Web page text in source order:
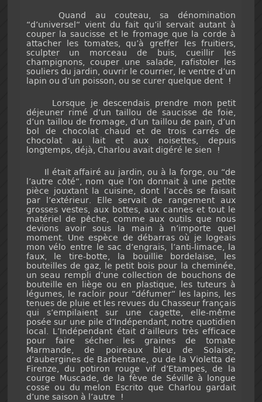
Quand au couteau, sa dénomination
“d’universel“ vient du fait qu’il servait autant à
couper la saucisse et le fromage que la corde à
attacher les tomates, qu’à greffer les fruitiers,
sculpter un morceau de buis, cueillir les
champignons, couper une salade, rafistoler les
souliers du jardin, ouvrir le courrier, le ventre d’un
lapin ou d’un poisson, ou se curer quelque dent !
Lorsque je descendais prendre mon petit
déjeuner rimé d’un taillou de saucisse de foie,
d’un taillou de fromage, d’un taillou de pain, d’un
bol de chocolat chaud et de trois carrés de
chocolat au lait et aux noisettes, depuis
longtemps, déjà, Charlou avait digéré le sien !
Il était affairé au jardin, ou à la forge, ou “de
l’autre côté“, nom que l’on donnait à une petite
pièce jouxtant la cuisine, dont l’accès se faisait
par l’extérieur. Elle servait de rangement aux
grosses vestes, aux bottes, aux cannes et tout le
matériel de pêche, comme aux outils que nous
devions avoir sous la main à n’importe quel
moment. Une espèce de débarras où je logeais
mon vélo entre le sac d’engrais, l’anti-limace, la
faux, le tire-botte, la bouillie bordelaise, les
bouteilles de gaz, le petit bois pour la cheminée,
un seau rempli d’une collection de bouchons de
bouteille en liège ou en plastique, les tuteurs à
légumes, le racloir pour “défumer“ les lapins, les
tenues de pluie et les revues du Chasseur français
qui s’empilaient sur une cagette, elle-même
posée sur une pile d’Indépendant, notre quotidien
local. L’Indépendant était d’ailleurs très efficace
pour faire sécher les graines de tomate
Marmande, de poireaux bleu de Solaise,
d’aubergines de Barbentane, ou de la Violetta de
Firenze, du potiron rouge vif d’Etampes, de la
courge Muscade, de la fève de Séville à longue
cosse ou du melon Escrito que Charlou gardait
d’une saison à l’autre !